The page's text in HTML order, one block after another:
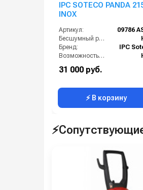
IPC SOTECO PANDA
INOX
Артикул:
09786
Бесшумный режим работы:
Бренд:
IPC
Возможность сбора жидкой грязи:
Всасывающий шланг (м):
Защита от перелива воды:
31 000 руб.
⚡ В корзину